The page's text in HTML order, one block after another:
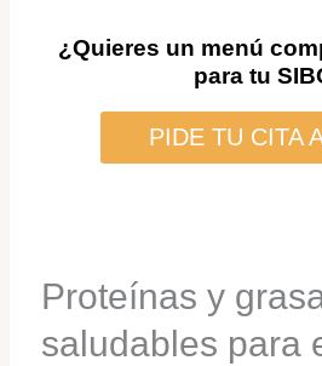
¿Quieres un menú
para tu
PIDE TU CITA
Proteínas y
saludables para